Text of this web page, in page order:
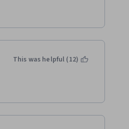
This was helpful (12)